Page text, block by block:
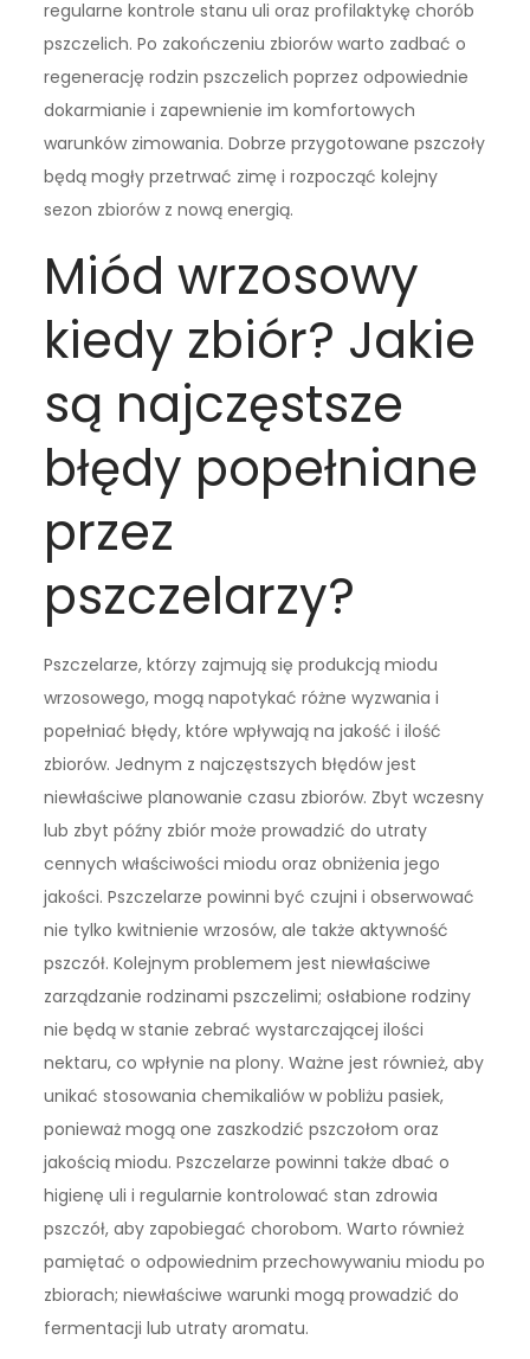
regularne kontrole stanu uli oraz profilaktykę chorób
pszczelich. Po zakończeniu zbiorów warto zadbać o
regenerację rodzin pszczelich poprzez odpowiednie
dokarmianie i zapewnienie im komfortowych
warunków zimowania. Dobrze przygotowane pszczoły
będą mogły przetrwać zimę i rozpocząć kolejny
sezon zbiorów z nową energią.
Miód wrzosowy
kiedy zbiór? Jakie
są najczęstsze
błędy popełniane
przez
pszczelarzy?
Pszczelarze, którzy zajmują się produkcją miodu
wrzosowego, mogą napotykać różne wyzwania i
popełniać błędy, które wpływają na jakość i ilość
zbiorów. Jednym z najczęstszych błędów jest
niewłaściwe planowanie czasu zbiorów. Zbyt wczesny
lub zbyt późny zbiór może prowadzić do utraty
cennych właściwości miodu oraz obniżenia jego
jakości. Pszczelarze powinni być czujni i obserwować
nie tylko kwitnienie wrzosów, ale także aktywność
pszczół. Kolejnym problemem jest niewłaściwe
zarządzanie rodzinami pszczelimi; osłabione rodziny
nie będą w stanie zebrać wystarczającej ilości
nektaru, co wpłynie na plony. Ważne jest również, aby
unikać stosowania chemikaliów w pobliżu pasiek,
ponieważ mogą one zaszkodzić pszczołom oraz
jakością miodu. Pszczelarze powinni także dbać o
higienę uli i regularnie kontrolować stan zdrowia
pszczół, aby zapobiegać chorobom. Warto również
pamiętać o odpowiednim przechowywaniu miodu po
zbiorach; niewłaściwe warunki mogą prowadzić do
fermentacji lub utraty aromatu.